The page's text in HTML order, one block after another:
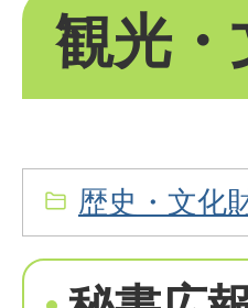
観光
歴史・文化